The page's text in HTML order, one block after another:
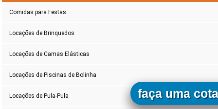
Comidas para Festas
Locações de Brinquedos
Locações de Camas Elásticas
Locações de Piscinas de Bolinha
Locações de Pula-Pula faça uma